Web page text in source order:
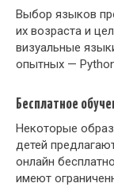
Выбор языков
их возраста и
визуальные
опытных —
Бесплатное
Некоторые
детей
онлайн
имеют